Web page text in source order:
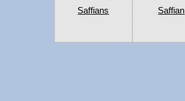
Saffians Saffian